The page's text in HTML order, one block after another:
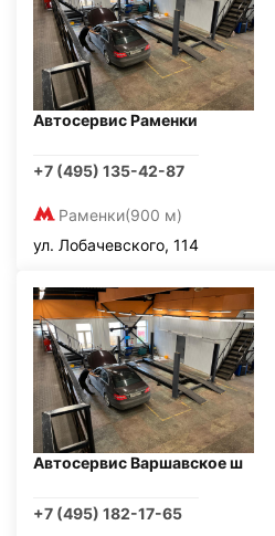
Автосервис Раменки
+7 (495) 135-42-87
Раменки(900 м)
ул. Лобачевского, 114
Автосервис Варшавское ш
+7 (495) 182-17-65